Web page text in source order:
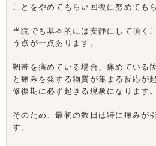
ことをやめてもらい回復に努めても
当院でも基本的には安静にして頂く
う点が一点あります。
靭帯を痛めている場合、痛めている
と痛みを発する物質が集まる反応が
修復期に必ず起きる現象になります。
そのため、最初の数日は特に痛みが
す。